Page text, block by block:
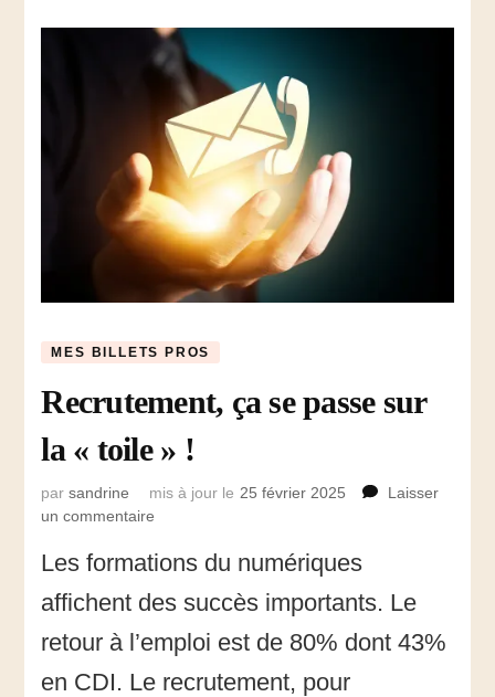
MES BILLETS PROS
Recrutement, ça se passe sur
la « toile » !
parsandrine mis à jour le 25 février 2025
Laisser
un commentaire
ça
passe
la
« toile »
Les formations du numériques
affichent des succès importants. Le
retour à l’emploi est de 80% dont 43%
en CDI. Le recrutement, pour